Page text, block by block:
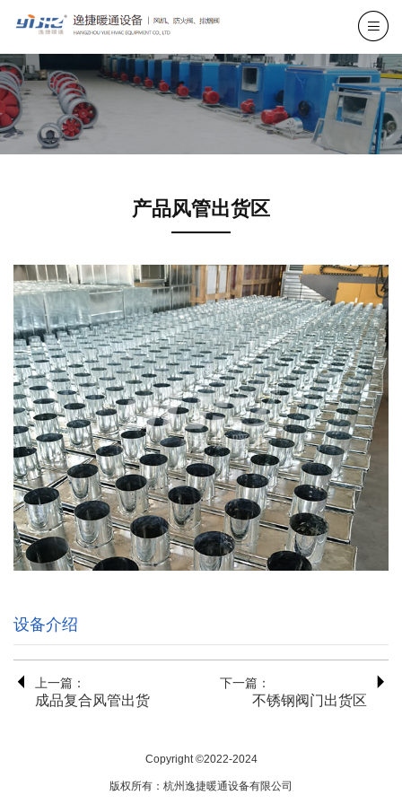
产品风管出货区
设备介绍
上一篇：
成品复合风管出货
下一篇：
不锈钢阀门出货区
Copyright ©2022-2024
版权所有： 杭州逸捷暖通设备有限公司